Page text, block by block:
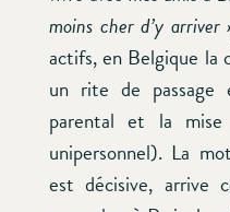
moins cher d’y arriver
actifs, en Belgique la
un rite de
parental et la
unipersonnel). La
est décisive, arrive